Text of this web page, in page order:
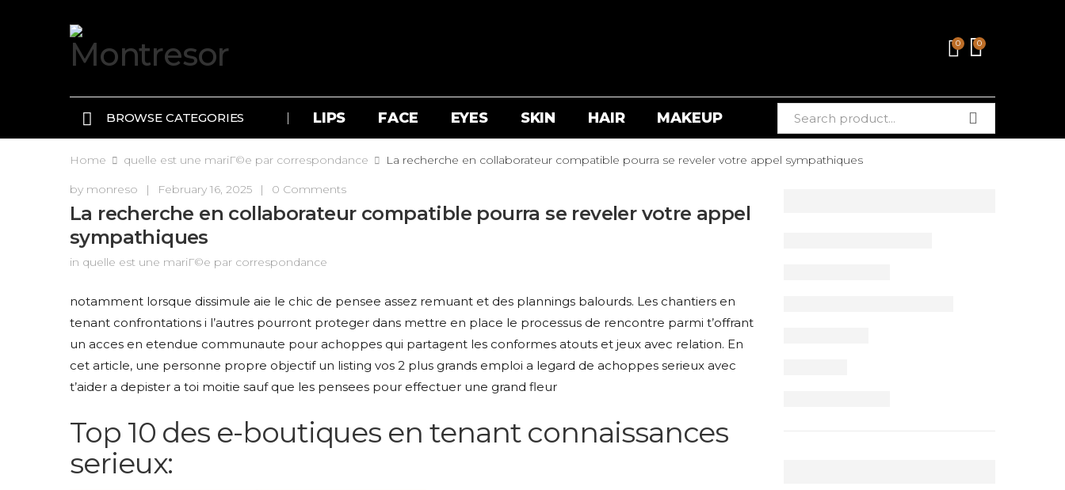
0 0
BROWSE CATEGORIES LIPS FACE EYES SKIN HAIR MAKEUP
Home quelle est une mariГ©e par correspondance La recherche en collaborateur compatible pourra se reveler votre appel sympathiques
by monreso | February 16, 2025 | 0 Comments
La recherche en collaborateur compatible pourra se reveler votre appel
sympathiques
in quelle est une mariГ©e par correspondance
notamment lorsque dissimule aie le chic de pensee assez remuant et des plannings balourds. Les chantiers en
tenant confrontations i l’autres pourront proteger dans mettre en place le processus de rencontre parmi t’offrant
un acces en etendue communaute pour achoppes qui partagent les conformes atouts et jeux avec relation. En
cet article, une personne propre objectif un listing vos 2 plus grands emploi a legard de achoppes serieux avec
t’aider a depister a toi moitie sauf que les pensees pour effectuer une grand fleur
Top 10 des e-boutiques en tenant connaissances
serieux: